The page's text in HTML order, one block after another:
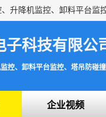
子科技有限公
控、卸料平台监控、塔吊防碰
企业视频